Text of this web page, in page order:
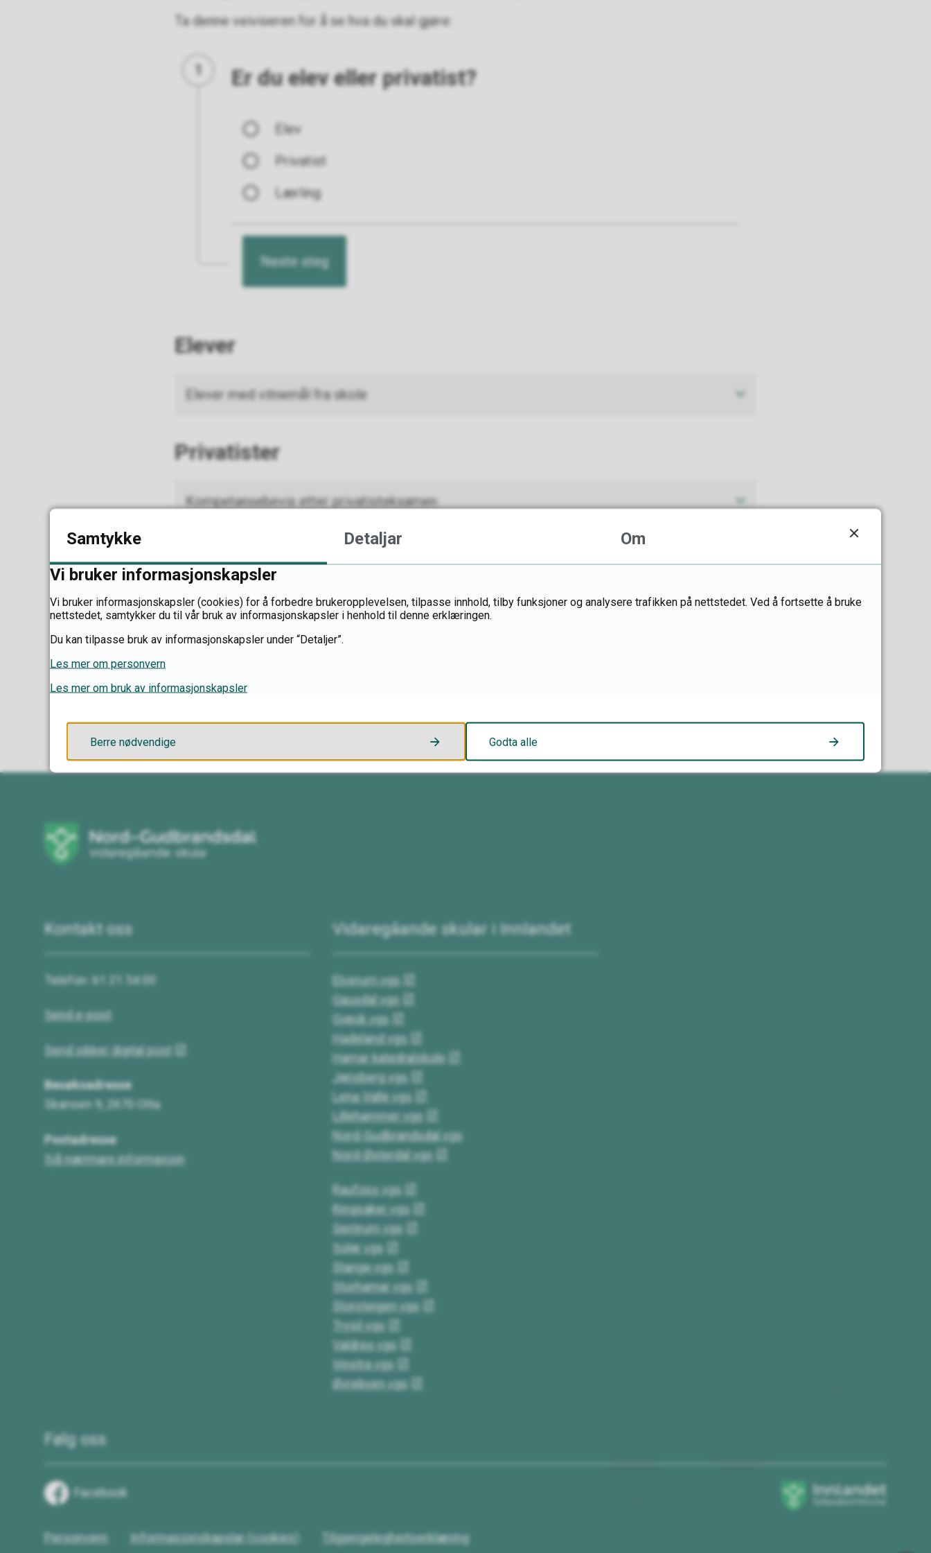
Ta denne veiviseren for å se hva du skal gjøre:
Er du elev eller privatist?
Elev
Privatist
Lærling
Neste steg
Elever
Elever med vitnemål fra skole
Privatister
Kompetansebevis etter privatisteksamen
Sist endra 16.12.2025 14.46
Kontakt oss
Telefon: 61 21 54 00
Send e-post
Send sikker digital post
Besøksadresse
Skansen 9, 2670 Otta
Postadresse
Sjå nærmare informasjon
Vidaregåande skular i Innlandet
Elverum vgs
Gausdal vgs
Gjøvik vgs
Hadeland vgs
Hamar katedralskole
Jønsberg vgs
Lena-Valle vgs
Lillehammer vgs
Nord-Gudbrandsdal vgs
Nord-Østerdal vgs
Raufoss vgs
Ringsaker vgs
Sentrum vgs
Solør vgs
Stange vgs
Storhamar vgs
Storsteigen vgs
Trysil vgs
Valdres vgs
Vinstra vgs
Øvrebyen vgs
Følg oss
Facebook
Innlandet
Personvern
Informasjonskapslar (cookies) Tilgjengelegheitserklæring
Samtykke Detaljar
Om
Vi bruker informasjonskapsler
Vi bruker informasjonskapsler (cookies) for å forbedre brukeropplevelsen, tilpasse innhold, tilby funksjoner og analysere trafikken på nettstedet. Ved å fortsette å bruke
nettstedet, samtykker du til vår bruk av informasjonskapsler i henhold til denne erklæringen.
Du kan tilpasse bruk av informasjonskapsler under “Detaljer”.
Les mer om personvern
Les mer om bruk av informasjonskapsler
Berre nødvendige Godta alle